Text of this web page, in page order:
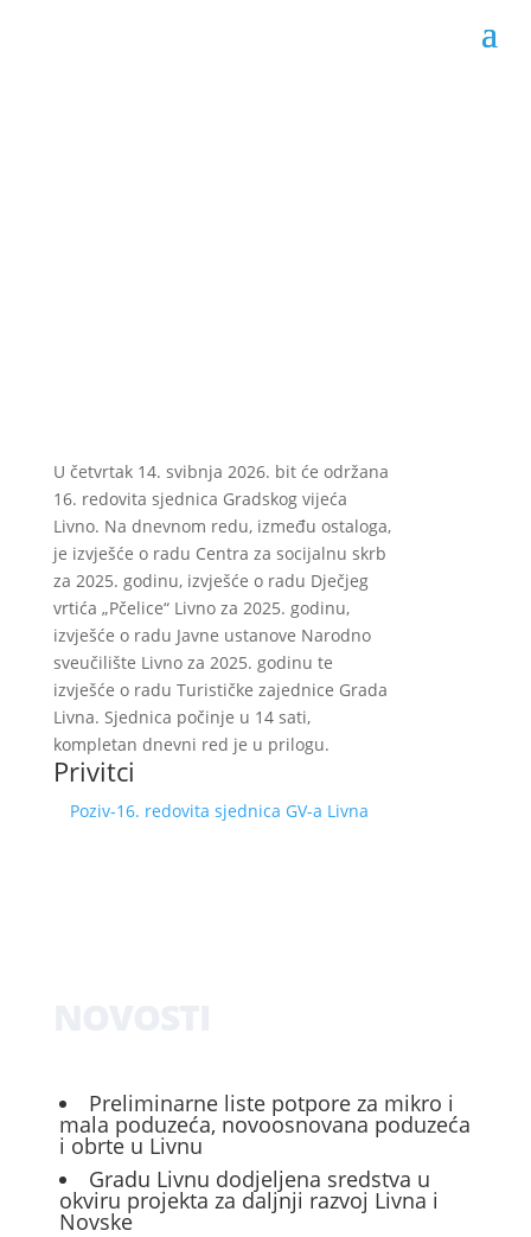
U četvrtak 14. svibnja 2026. bit će održana
16. redovita sjednica Gradskog vijeća
Livno. Na dnevnom redu, između ostaloga,
je izvješće o radu Centra za socijalnu skrb
za 2025. godinu, izvješće o radu Dječjeg
vrtića „Pčelice“ Livno za 2025. godinu,
izvješće o radu Javne ustanove Narodno
sveučilište Livno za 2025. godinu te
izvješće o radu Turističke zajednice Grada
Livna. Sjednica počinje u 14 sati,
kompletan dnevni red je u prilogu.
Privitci
Poziv-16. redovita sjednica GV-a Livna
Preliminarne liste potpore za mikro i
mala poduzeća, novoosnovana poduzeća
i obrte u Livnu
Gradu Livnu dodjeljena sredstva u
okviru projekta za daljnji razvoj Livna i
Novske